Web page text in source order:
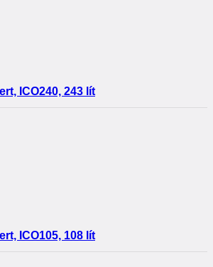
ICO240, 243 lít
ICO105, 108 lít